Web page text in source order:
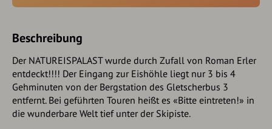
Beschreibung
Der NATUREISPALAST wurde durch Zufall von Roman Erler
entdeckt!!!! Der Eingang zur Eishöhle liegt nur 3 bis 4
Gehminuten von der Bergstation des Gletscherbus 3
entfernt. Bei geführten Touren heißt es «Bitte eintreten!» in
die wunderbare Welt tief unter der Skipiste.